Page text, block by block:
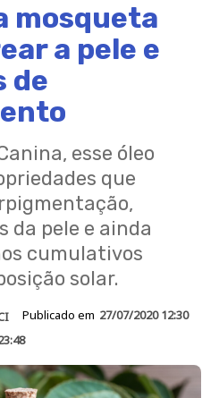
mosqueta
a pele e
de
esse óleo
que
da pele e ainda
cumulativos
solar.
Publicado em 27/07/2020 12:30